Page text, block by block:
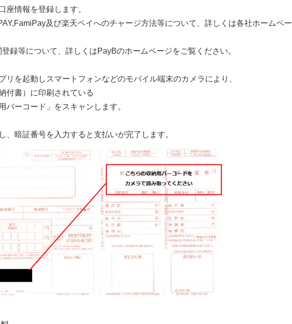
情報を登録します。
及び楽天ペイへのチャージ方法等について、詳しくは各社ホームペー
登録等について、詳しくはPayBのホームページをご覧ください。
リを起動しスマートフォンなどのモバイル端末のカメラにより、
書）に印刷されている
ーコード」をスキャンします。
、暗証番号を入力すると支払いが完了します。